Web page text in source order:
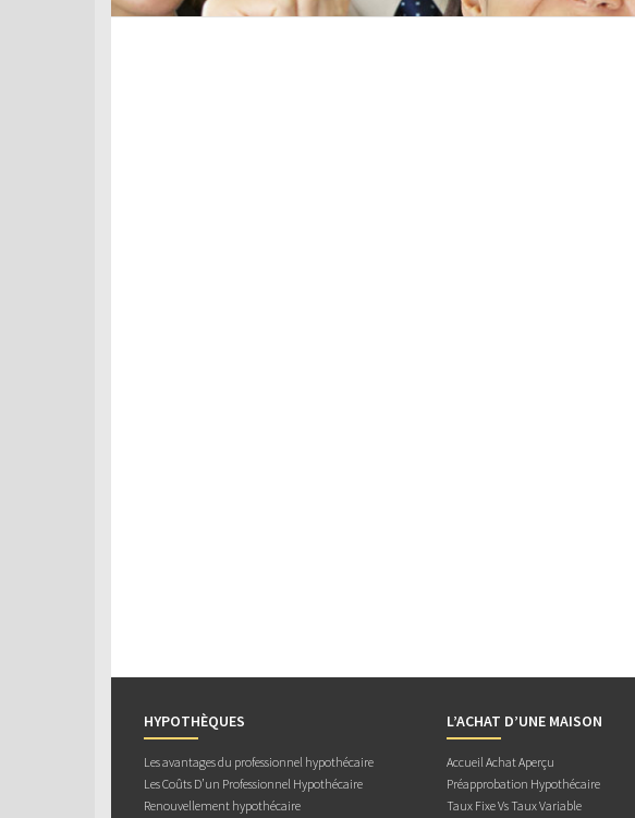
HYPOTHÈQUES
Les avantages du professionnel hypothécaire
Les Coûts D’un Professionnel Hypothécaire
Renouvellement hypothécaire
L’ACHAT D’UNE MAISON
Accueil Achat Aperçu
Préapprobation Hypothécaire
Taux Fixe Vs Taux Variable